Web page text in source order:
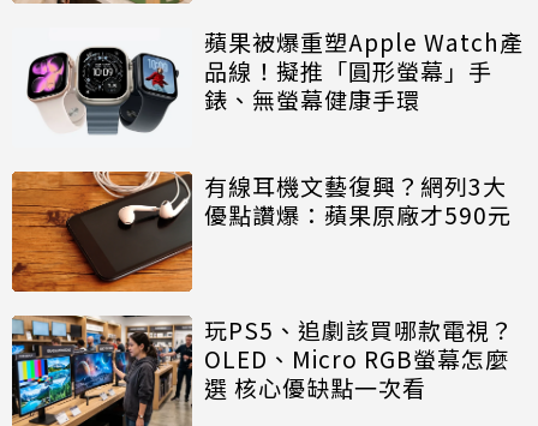
蘋果被爆重塑Apple Watch產
品線！擬推「圓形螢幕」手
錶、無螢幕健康手環
有線耳機文藝復興？網列3大
優點讚爆：蘋果原廠才590元
玩PS5、追劇該買哪款電視？
OLED、Micro RGB螢幕怎麼
選 核心優缺點一次看